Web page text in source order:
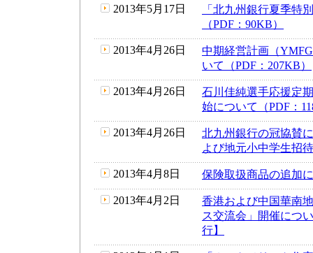
2013年5月17日
「北九州銀行夏季特
（PDF：90KB）
2013年4月26日
中期経営計画（
いて（PDF：207KB）
2013年4月26日
石川佳純選手応援定
始について（PDF：
2013年4月26日
北九州銀行の冠協賛
よび地元小中学生招
2013年4月8日 保険取扱商品の追加
2013年4月2日
香港および中国華南
ス交流会」開催につ
行】